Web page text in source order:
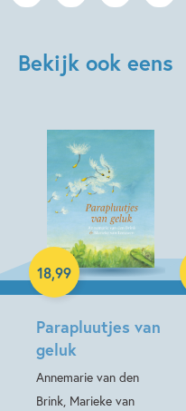
Bekijk ook eens
Parapluutjes van
geluk
Annemarie van den
Brink, Marieke van
18,99
Hardcover